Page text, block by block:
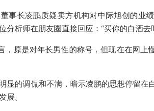
事长凌鹏质疑卖方机构对中际旭创的业
分析师在朋友圈直接回应：“买你的白酒去
，原是对年长男性的称号，但现在在网上
显的调侃和不满，暗示凌鹏的思想停留在
展。